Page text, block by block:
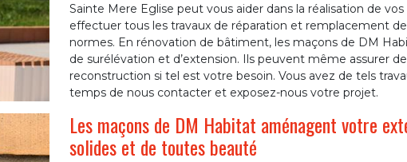
Sainte Mere Eglise peut vous aider dans la réalisation de
effectuer tous les travaux de réparation et remplacement
normes. En rénovation de bâtiment, les maçons de DM
de surélévation et d’extension. Ils peuvent même assurer
reconstruction si tel est votre besoin. Vous avez de tels
temps de nous contacter et exposez-nous votre projet.
Les maçons de DM Habitat aménagent votre
solides et de toutes beauté